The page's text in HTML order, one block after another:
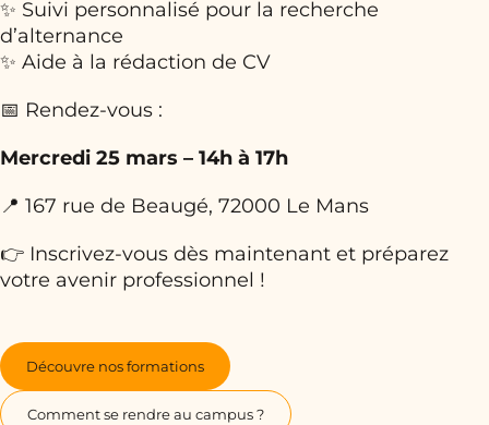
✨ Suivi personnalisé pour la recherche
d’alternance
✨ Aide à la rédaction de CV
📅 Rendez-vous :
Mercredi 25 mars – 14h à 17h
📍 167 rue de Beaugé, 72000 Le Mans
👉 Inscrivez-vous dès maintenant et préparez
votre avenir professionnel !
Découvre nos formations
Comment se rendre au campus ?